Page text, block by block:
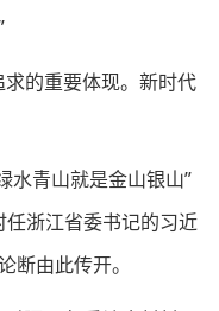
的重要体现。新时代
水青山就是金山银山”
浙江省委书记的习近
断由此传开。